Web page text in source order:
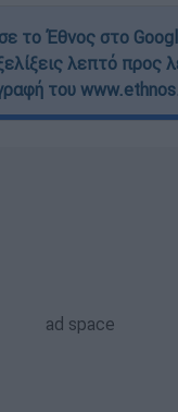
το Έθνος στο
λεπτό προς
του